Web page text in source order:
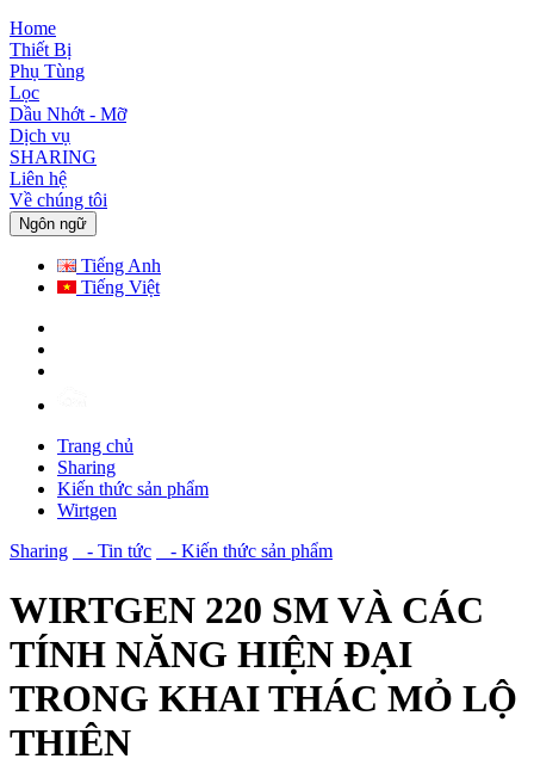
Home
Thiết Bị
Phụ Tùng
Lọc
Dầu Nhớt - Mỡ
Dịch vụ
SHARING
Liên hệ
Về chúng tôi
Ngôn ngữ
Tiếng Anh
Tiếng Việt
Trang chủ
Sharing
Kiến thức sản phẩm
Wirtgen
Sharing
- Tin tức - Kiến thức sản phẩm
WIRTGEN 220 SM VÀ CÁC
TÍNH NĂNG HIỆN ĐẠI
TRONG KHAI THÁC MỎ LỘ
THIÊN